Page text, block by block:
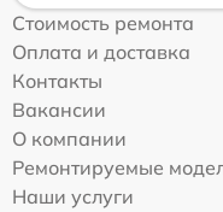
Стоимость ремонта
Оплата и доставка
Контакты
Вакансии
О компании
Ремонтируемые
Наши услуги